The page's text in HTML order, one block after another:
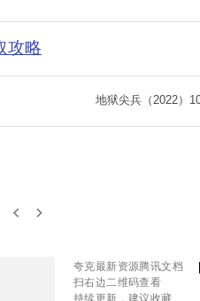
攻略
地狱尖兵（2022）
keyboard_arrow_left keyboard_arrow_right
夸克最新资源腾讯文档
扫右边二维码查看